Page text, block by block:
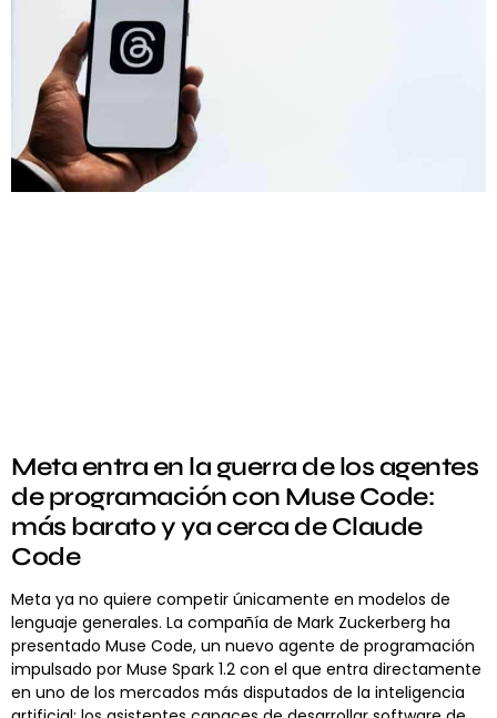
Meta entra en la guerra de los agentes
de programación con Muse Code:
más barato y ya cerca de Claude
Code
Meta ya no quiere competir únicamente en modelos de
lenguaje generales. La compañía de Mark Zuckerberg ha
presentado Muse Code, un nuevo agente de programación
impulsado por Muse Spark 1.2 con el que entra directamente
en uno de los mercados más disputados de la inteligencia